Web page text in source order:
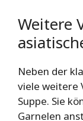
Weitere
Neben der
viele weitere
Suppe. Sie
Garnelen